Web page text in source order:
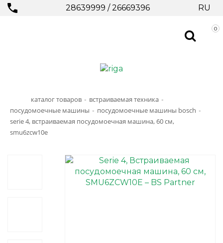
28639999 /26669396 RU
0
каталог товаров - встраиваемая техника -
посудомоечные машины - посудомоечные машины bosch -
serie 4, встраиваемая посудомоечная машина, 60 см,
smu6zcw10e